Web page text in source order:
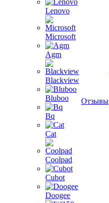
Lenovo
Microsoft
Agm
Blackview
Bluboo
Bq
Cat
Coolpad
Cubot
Doogee
Отзывы